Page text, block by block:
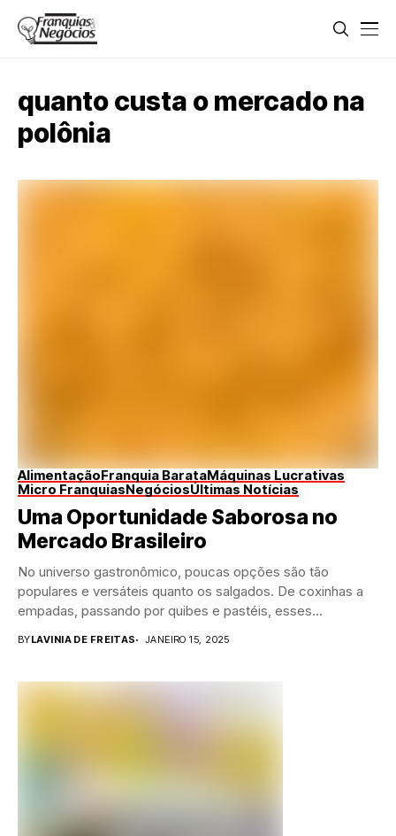
quanto custa o mercado na
polônia
AlimentaçãoFranquia BarataMáquinas Lucrativas
Micro FranquiasNegóciosÚltimas Notícias
Uma Oportunidade Saborosa no
Mercado Brasileiro
No universo gastronômico, poucas opções são tão
populares e versáteis quanto os salgados. De coxinhas a
empadas, passando por quibes e pastéis, esses...
BYLAVINIA DE FREITAS JANEIRO 15, 2025